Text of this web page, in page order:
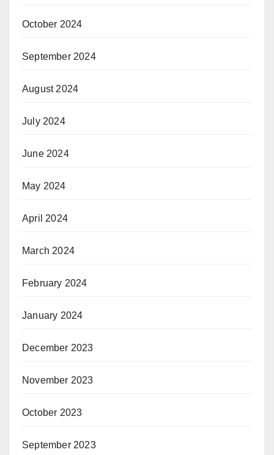
October 2024
September 2024
August 2024
July 2024
June 2024
May 2024
April 2024
March 2024
February 2024
January 2024
December 2023
November 2023
October 2023
September 2023